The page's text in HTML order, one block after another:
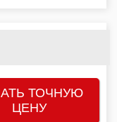
ТОЧНУЮ
ЦЕНУ